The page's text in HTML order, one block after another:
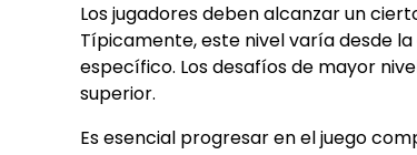
Los jugadores deben alcanzar un
Típicamente, este nivel varía desde
específico. Los desafíos de mayor
superior.
Es esencial progresar en el juego